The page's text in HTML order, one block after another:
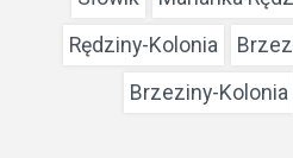
Rędziny-Kolonia
Brzeziny-Kolonia